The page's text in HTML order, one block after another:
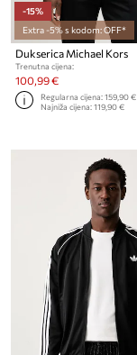
-15%
Extra -5% s kodom: OFF*
Dukserica Michael Kors
Trenutna cijena:
100,99 €
Regularna cijena:159,90 €
Najniža cijena:119,90 €